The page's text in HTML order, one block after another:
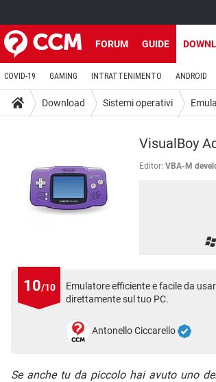
FORUM GUIDE
COVID-19 GAMING INTRATTENIMENTO ANDROID
Download Sistemi operativi
VisualBoy
Editor: VBA-M
10/10
Emulatore efficiente e facile da
direttamente sul tuo PC.
Antonello Ciccarello
Se anche tu da piccolo hai avuto uno